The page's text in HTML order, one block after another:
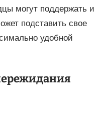
могут поддержать и
подставить свое
удобной